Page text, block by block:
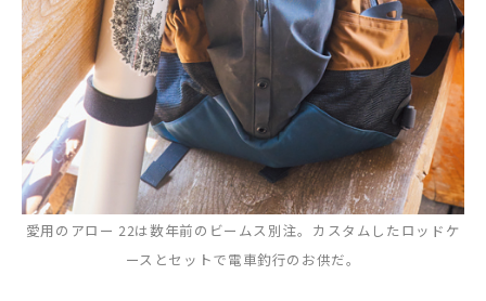
愛用のアロー 22は数年前のビームス別注。カスタムしたロッドケ
ースとセットで電車釣行のお供だ。